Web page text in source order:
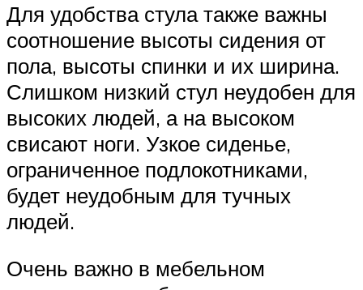
Для удобства стула также важны
соотношение высоты сидения от
пола, высоты спинки и их ширина.
Слишком низкий стул неудобен для
высоких людей, а на высоком
свисают ноги. Узкое сиденье,
ограниченное подлокотниками,
будет неудобным для тучных
людей.
Очень важно в мебельном